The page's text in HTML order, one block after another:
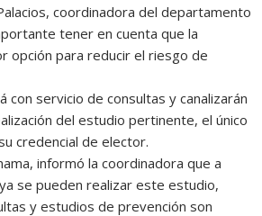
coordinadora del departamento
tener en cuenta que la
opción para reducir el riesgo de
con servicio de consultas y canalizarán
del estudio pertinente, el único
credencial de elector.
informó la coordinadora que a
se pueden realizar este estudio,
y estudios de prevención son